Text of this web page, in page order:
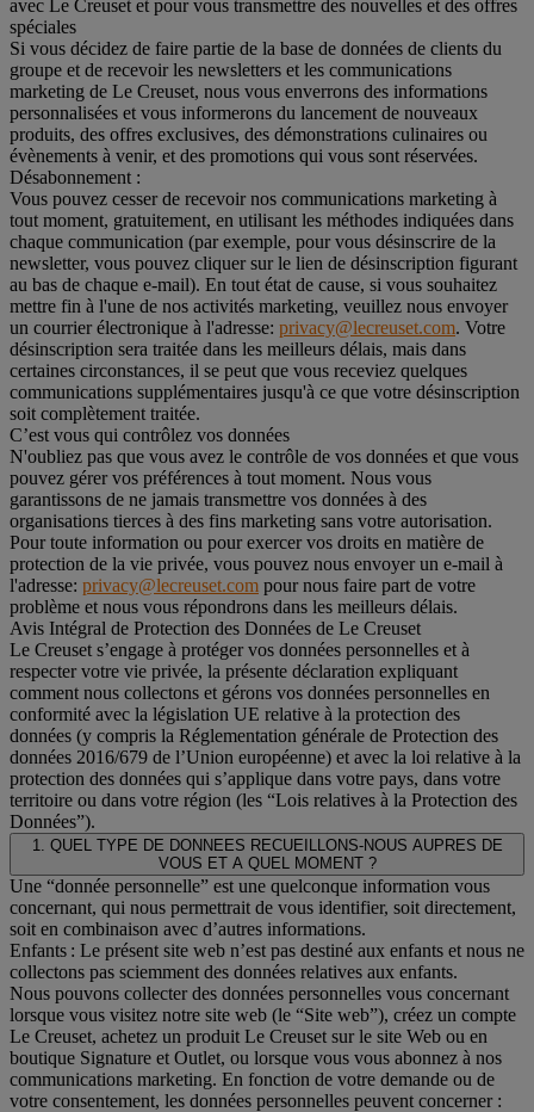
avec Le Creuset et pour vous transmettre des nouvelles et des offres
spéciales
Si vous décidez de faire partie de la base de données de clients du
groupe et de recevoir les newsletters et les communications
marketing de Le Creuset, nous vous enverrons des informations
personnalisées et vous informerons du lancement de nouveaux
produits, des offres exclusives, des démonstrations culinaires ou
évènements à venir, et des promotions qui vous sont réservées.
Désabonnement :
Vous pouvez cesser de recevoir nos communications marketing à
tout moment, gratuitement, en utilisant les méthodes indiquées dans
chaque communication (par exemple, pour vous désinscrire de la
newsletter, vous pouvez cliquer sur le lien de désinscription figurant
au bas de chaque e-mail). En tout état de cause, si vous souhaitez
mettre fin à l'une de nos activités marketing, veuillez nous envoyer
un courrier électronique à l'adresse: privacy@lecreuset.com. Votre
désinscription sera traitée dans les meilleurs délais, mais dans
certaines circonstances, il se peut que vous receviez quelques
communications supplémentaires jusqu'à ce que votre désinscription
soit complètement traitée.
C’est vous qui contrôlez vos données
N'oubliez pas que vous avez le contrôle de vos données et que vous
pouvez gérer vos préférences à tout moment. Nous vous
garantissons de ne jamais transmettre vos données à des
organisations tierces à des fins marketing sans votre autorisation.
Pour toute information ou pour exercer vos droits en matière de
protection de la vie privée, vous pouvez nous envoyer un e-mail à
l'adresse: privacy@lecreuset.com pour nous faire part de votre
problème et nous vous répondrons dans les meilleurs délais.
Avis Intégral de Protection des Données de Le Creuset
Le Creuset s’engage à protéger vos données personnelles et à
respecter votre vie privée, la présente déclaration expliquant
comment nous collectons et gérons vos données personnelles en
conformité avec la législation UE relative à la protection des
données (y compris la Réglementation générale de Protection des
données 2016/679 de l’Union européenne) et avec la loi relative à la
protection des données qui s’applique dans votre pays, dans votre
territoire ou dans votre région (les “Lois relatives à la Protection des
Données”).
1. QUEL TYPE DE DONNEES RECUEILLONS-NOUS AUPRES DE
VOUS ET A QUEL MOMENT ?
Une “donnée personnelle” est une quelconque information vous
concernant, qui nous permettrait de vous identifier, soit directement,
soit en combinaison avec d’autres informations.
Enfants : Le présent site web n’est pas destiné aux enfants et nous ne
collectons pas sciemment des données relatives aux enfants.
Nous pouvons collecter des données personnelles vous concernant
lorsque vous visitez notre site web (le “Site web”), créez un compte
Le Creuset, achetez un produit Le Creuset sur le site Web ou en
boutique Signature et Outlet, ou lorsque vous vous abonnez à nos
communications marketing. En fonction de votre demande ou de
votre consentement, les données personnelles peuvent concerner :